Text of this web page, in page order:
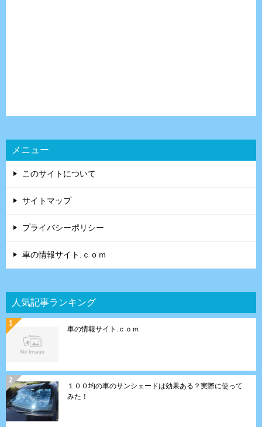
メニュー
このサイトについて
サイトマップ
プライバシーポリシー
車の情報サイト.ｃｏｍ
人気記事ランキング
車の情報サイト.ｃｏｍ
１００均の車のサンシェードは効果ある？実際に使って
みた！